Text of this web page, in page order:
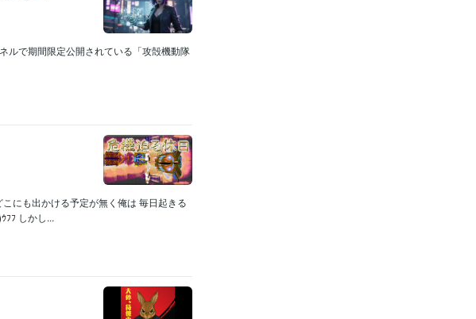
ルで期間限定公開されている「攻殻機動隊
にも出かける予定が無く俺は 毎日起きる
ﾌﾌ しかし...